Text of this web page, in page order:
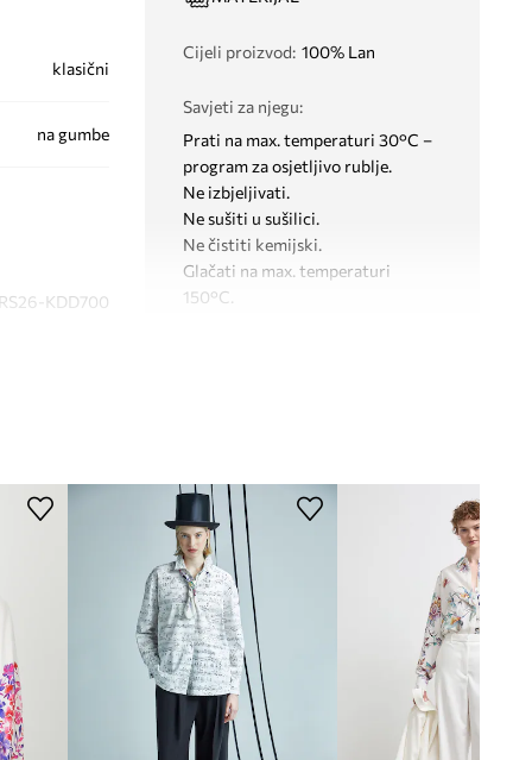
klasični
na gumbe
RS26-KDD700
Cijeli proizvod: 100% Lan
Savjeti za njegu:
Prati na max. temperaturi 30°C –
program za osjetljivo rublje.
Ne izbjeljivati.
Ne sušiti u sušilici.
Ne čistiti kemijski.
Glačati na max. temperaturi
150°C.
Vrsta rukava: klasični
Kroj: oversize
DIMENZIJE
Dane mjere za veličinu
Duljina rukava
Širina ispod pazuha
Model na fotografiji je visok 175